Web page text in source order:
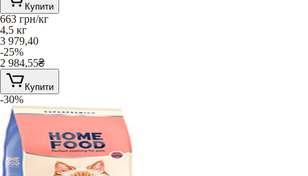
Купити
663 грн/кг
4,5 кг
3 979,40
-25%
2 984,55₴
Купити
-30%